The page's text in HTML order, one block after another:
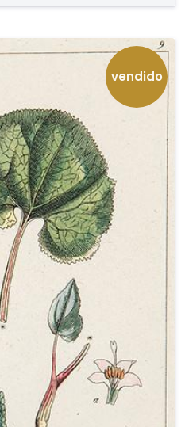
vendido